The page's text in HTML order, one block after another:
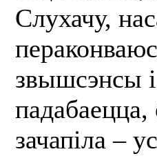
Слухачу,
звышсэнсы
падабаецца,
зачапіла –